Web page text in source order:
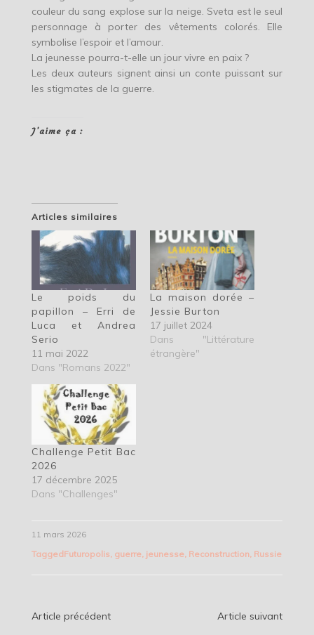
couleur du sang explose sur la neige. Sveta est le seul
personnage à porter des vêtements colorés. Elle
symbolise l’espoir et l’amour.
La jeunesse pourra-t-elle un jour vivre en paix ?
Les deux auteurs signent ainsi un conte puissant sur
les stigmates de la guerre.
J’aime ça :
Articles similaires
Le poids du
papillon – Erri de
Luca et Andrea
Serio
11 mai 2022
Dans "Romans 2022"
La maison dorée –
Jessie Burton
17 juillet 2024
Dans "Littérature
étrangère"
Challenge Petit Bac
2026
17 décembre 2025
Dans "Challenges"
11 mars 2026
TaggedFuturopolis guerre, jeunesse, Reconstruction, Russie
Navigation
Article précédent Article suivant